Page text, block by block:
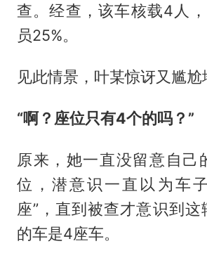
查。经查，该车核载4人
员25%。
见此情景，叶某惊讶又尴尬
“啊？座位只有4个的吗？”
原来，她一直没留意自己
位，潜意识一直以为车
座”，直到被查才意识到这
的车是4座车。